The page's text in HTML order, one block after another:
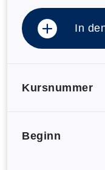
In
Kursnummer
Beginn